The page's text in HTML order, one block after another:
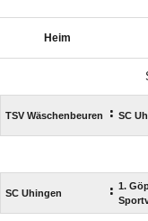
Heim
TSV Wäschenbeuren : SC
SC Uhingen : 1.